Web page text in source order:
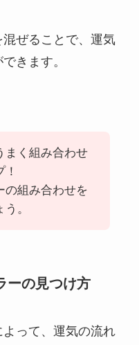
ぜることで、運気
きます。
まく組み合わせ
の組み合わせを
。
ーの見つけ方
って、運気の流れ